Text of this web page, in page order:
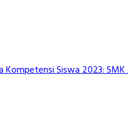
Siswa 2023: SMK